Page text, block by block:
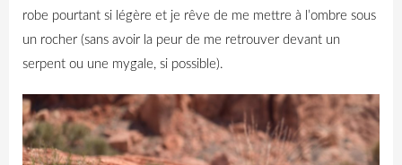
robe pourtant si légère et je rêve de me mettre à l’ombre sous
un rocher (sans avoir la peur de me retrouver devant un
serpent ou une mygale, si possible).